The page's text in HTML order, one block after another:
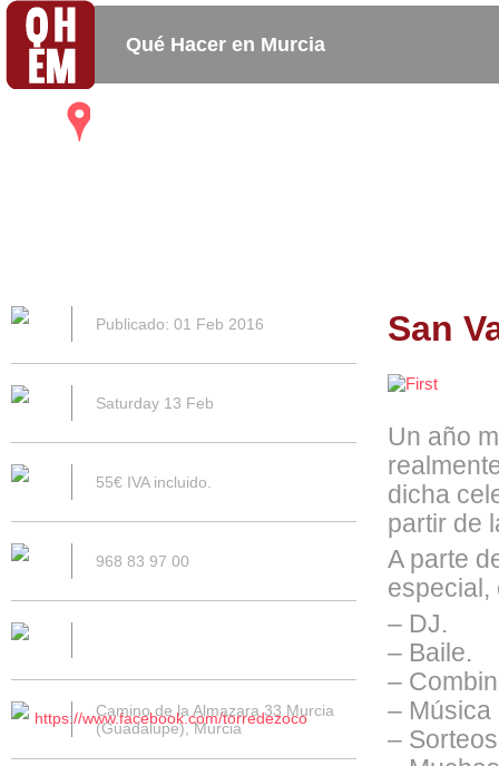
Qué Hacer en Murcia
San
Un año
dicha
partir de
A parte
especial,
– DJ.
– Baile.
–
– Música
–
Publicado: 01 Feb 2016
Saturday 13 Feb
55€ IVA incluido.
968 83 97 00
https://www.facebook.com/torredezoco
Camino de la Almazara 33 Murcia
(Guadalupe), Murcia